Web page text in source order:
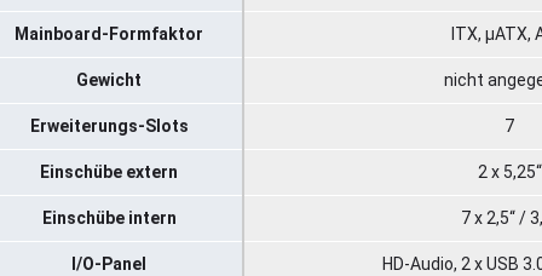
Mainboard-Formfaktor ITX, µATX,
Gewicht nicht
Erweiterungs-Slots 7
Einschübe extern 2 x 5,25“
Einschübe intern 7 x 2,5“ /
I/O-Panel HD-Audio, 2 x USB